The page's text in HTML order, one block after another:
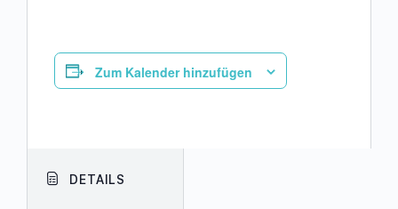
Zum Kalender hinzufügen
DETAILS